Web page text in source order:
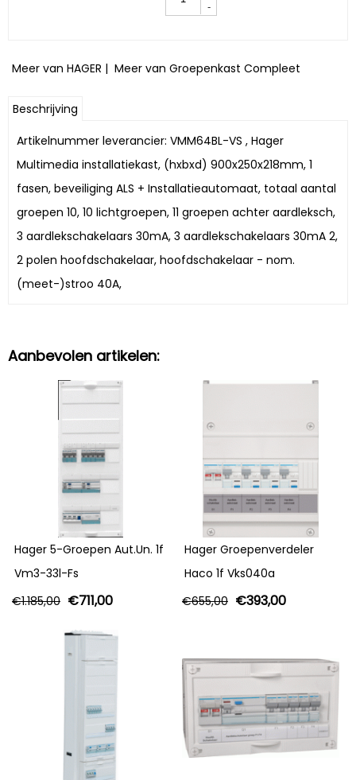
-
Meer van HAGER | Meer van Groepenkast Compleet
Beschrijving
Artikelnummer leverancier: VMM64BL-VS , Hager
Multimedia installatiekast, (hxbxd) 900x250x218mm, 1
fasen, beveiliging ALS + Installatieautomaat, totaal aantal
groepen 10, 10 lichtgroepen, 11 groepen achter aardleksch,
3 aardlekschakelaars 30mA, 3 aardlekschakelaars 30mA 2,
2 polen hoofdschakelaar, hoofdschakelaar - nom.
(meet-)stroo 40A,
Aanbevolen artikelen:
Hager 5-Groepen Aut.Un. 1f
Vm3-33l-Fs
€1.185,00 €711,00
Hager Groepenverdeler
Haco 1f Vks040a
€655,00 €393,00